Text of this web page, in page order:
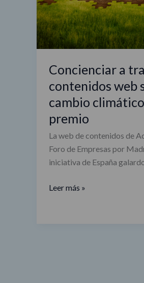
Concienciar a
contenidos web
cambio
premio
La web de contenidos de
Foro de Empresas por
iniciativa de España
web
sobre
el
cambio
tiene
premio
Leer más »